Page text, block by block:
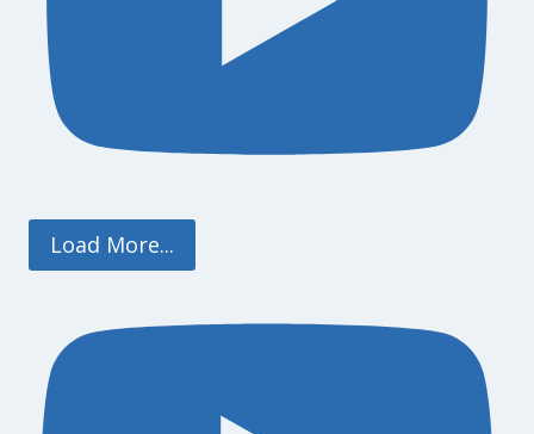
Load More...